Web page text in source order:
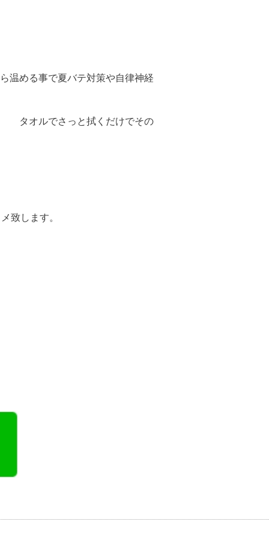
温める事で夏バテ対策や自律神経
タオルでさっと拭くだけでその
致します。